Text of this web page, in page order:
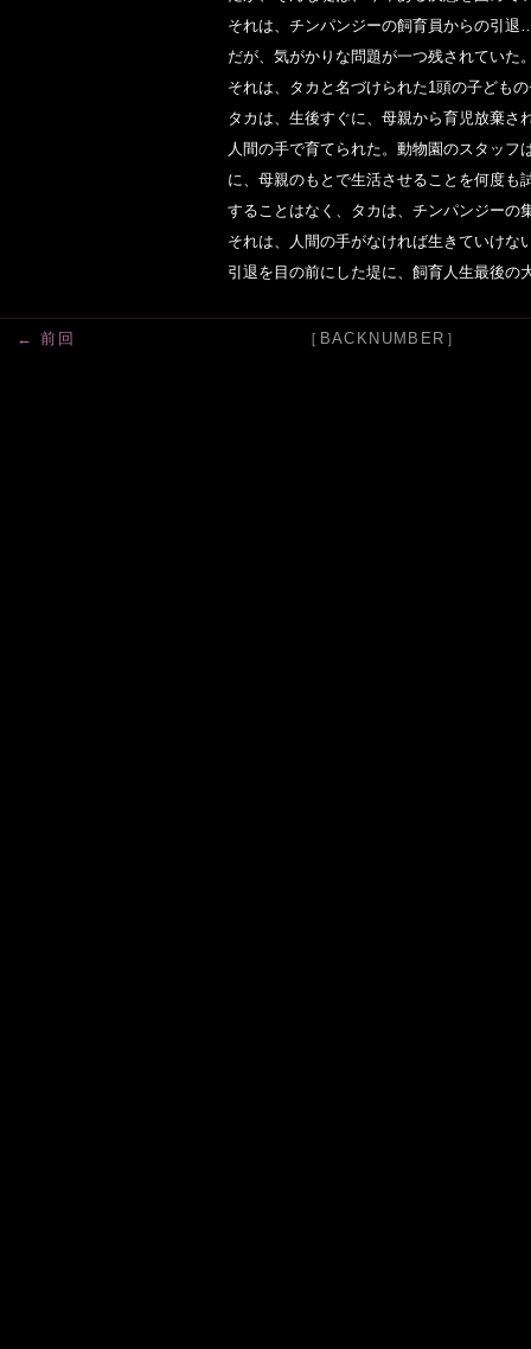
それは、チンパンジーの飼育員からの引退
だが、気がかりな問題が一つ残されていた
それは、タカと名づけられた1頭の子ども
タカは、生後すぐに、母親から育児放棄さ
人間の手で育てられた。動物園のスタッフ
に、母親のもとで生活させることを何度も
することはなく、タカは、チンパンジーの
それは、人間の手がなければ生きていけな
引退を目の前にした堤に、飼育人生最後の
← 前回 ［BACKNUMBER］